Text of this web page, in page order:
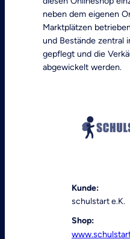
neben dem eigenen
Marktplätzen
und Bestände zentral
gepflegt und die
abgewickelt werden.
Kunde:
schulstart e.K.
Shop: